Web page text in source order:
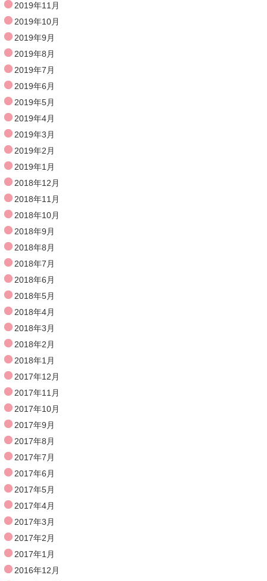
2019年11月
2019年10月
2019年9月
2019年8月
2019年7月
2019年6月
2019年5月
2019年4月
2019年3月
2019年2月
2019年1月
2018年12月
2018年11月
2018年10月
2018年9月
2018年8月
2018年7月
2018年6月
2018年5月
2018年4月
2018年3月
2018年2月
2018年1月
2017年12月
2017年11月
2017年10月
2017年9月
2017年8月
2017年7月
2017年6月
2017年5月
2017年4月
2017年3月
2017年2月
2017年1月
2016年12月